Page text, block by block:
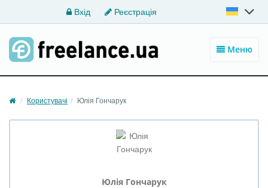
Вхід Реєстрація
Меню
Користувачі Юлія Гончарук
Юлія Гончарук